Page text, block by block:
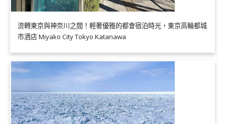
流轉東京與神奈川之間！輕奢優雅的都會宿泊時光，東京高輪都城
市酒店 Miyako City Tokyo Katanawa